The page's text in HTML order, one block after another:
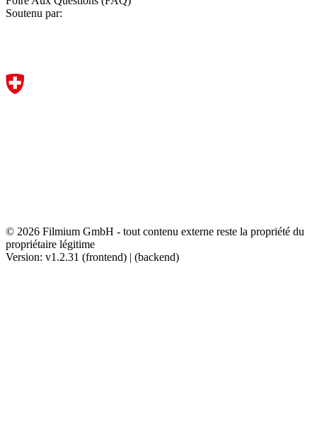
Soutenu par:
© 2026 Filmium GmbH - tout contenu externe reste la propriété du
propriétaire légitime
Version: v1.2.31 (frontend) | (backend)